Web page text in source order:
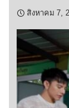
สิงหาคม 7,